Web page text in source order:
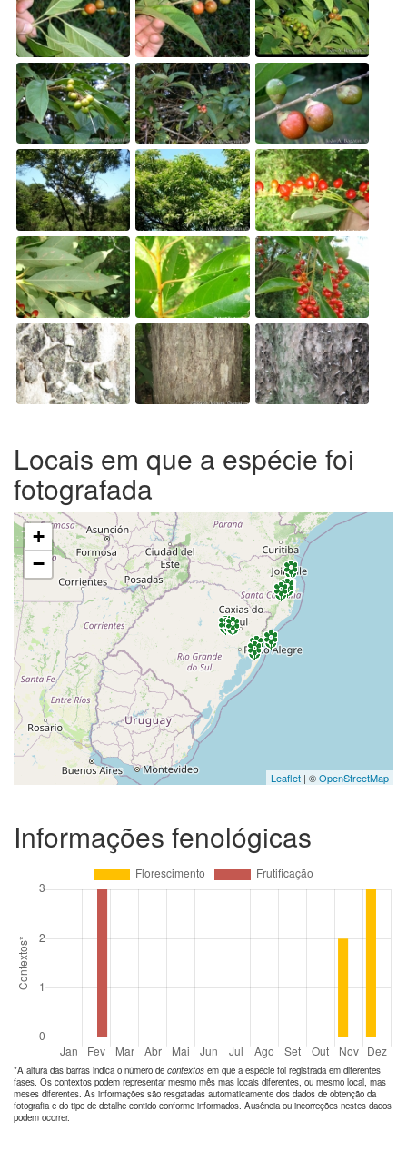
Locais em que a espécie foi
fotografada
+
−
Leaflet | ©OpenStreetMap
Informações fenológicas
*A altura das barras indica o número de contextos em que a espécie foi registrada em diferentes
fases. Os contextos podem representar mesmo mês mas locais diferentes, ou mesmo local, mas
meses diferentes. As informações são resgatadas automaticamente dos dados de obtenção da
fotografia e do tipo de detalhe contido conforme informados. Ausência ou incorreções nestes dados
podem ocorrer.